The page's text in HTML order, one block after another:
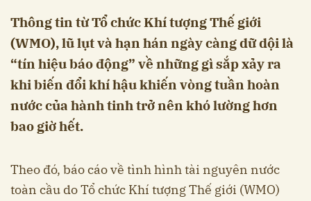
Thông tin từ Tổ chức Khí tượng Thế giới
(WMO), lũ lụt và hạn hán ngày càng dữ dội là
“tín hiệu báo động” về những gì sắp xảy ra
khi biến đổi khí hậu khiến vòng tuần hoàn
nước của hành tinh trở nên khó lường hơn
bao giờ hết.
Theo đó, báo cáo về tình hình tài nguyên nước
toàn cầu do Tổ chức Khí tượng Thế giới (WMO)
Hủy